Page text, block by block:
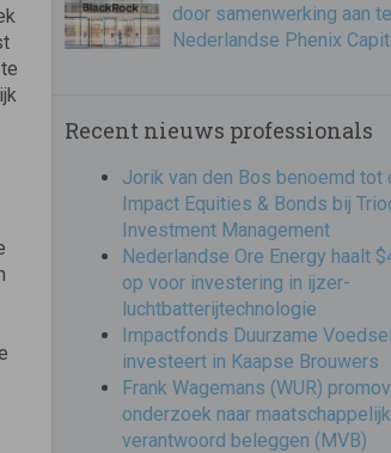
door samenwerking aan
Nederlandse Phenix
Recent nieuws professionals
Jorik van den Bos benoemd tot
Impact Equities & Bonds bij
Investment Management
Nederlandse Ore Energy haalt
op voor investering in ijzer-
luchtbatterijtechnologie
Impactfonds Duurzame
investeert in Kaapse Brouwers
Frank Wagemans (WUR)
onderzoek naar maatschappelijk
verantwoord beleggen (MVB)